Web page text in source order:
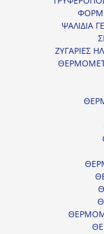
ΨΑΛΙΔΙΑ
ΖΥΓΑΡΙΕΣ